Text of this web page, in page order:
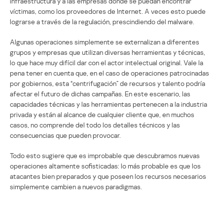
víctimas, como los proveedores de Internet. A veces esto puede
lograrse a través de la regulación, prescindiendo del malware.
Algunas operaciones simplemente se externalizan a diferentes
grupos y empresas que utilizan diversas herramientas y técnicas,
lo que hace muy difícil dar con el actor intelectual original. Vale la
pena tener en cuenta que, en el caso de operaciones patrocinadas
por gobiernos, esta “centrifugación” de recursos y talento podría
afectar el futuro de dichas campañas. En este escenario, las
capacidades técnicas y las herramientas pertenecen a la industria
privada y están al alcance de cualquier cliente que, en muchos
casos, no comprende del todo los detalles técnicos y las
consecuencias que pueden provocar.
Todo esto sugiere que es improbable que descubramos nuevas
operaciones altamente sofisticadas: lo más probable es que los
atacantes bien preparados y que poseen los recursos necesarios
simplemente cambien a nuevos paradigmas.